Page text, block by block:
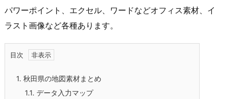
パワーポイント、エクセル、ワードなどオフィス素材、イ
ラスト画像など各種あります。
目次
1. 秋田県の地図素材まとめ
1.1. データ入力マップ